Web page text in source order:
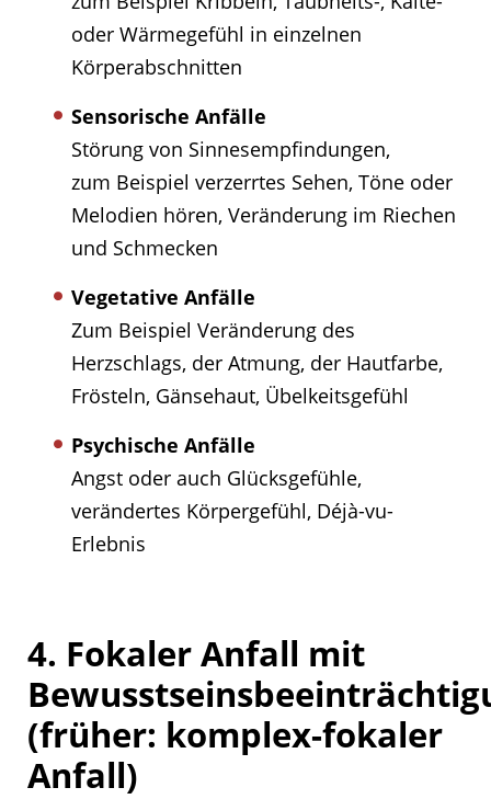
oder Wärmegefühl in einzelnen
Körperabschnitten
Sensorische Anfälle
Störung von Sinnesempfindungen,
zum Beispiel verzerrtes Sehen, Töne oder
Melodien hören, Veränderung im Riechen
und Schmecken
Vegetative Anfälle
Zum Beispiel Veränderung des
Herzschlags, der Atmung, der Hautfarbe,
Frösteln, Gänsehaut, Übelkeitsgefühl
Psychische Anfälle
Angst oder auch Glücksgefühle,
verändertes Körpergefühl, Déjà-vu-
Erlebnis
4. Fokaler Anfall mit
(früher: komplex-fokaler
Anfall)